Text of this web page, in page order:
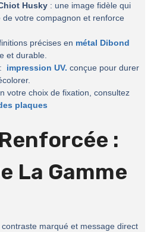
Husky : une image fidèle qui
votre compagnon et renforce
précises en métal Dibond
et durable.
impression UV. conçue pour durer
votre choix de fixation, consultez
plaques
:
La Gamme
contraste marqué et message direct